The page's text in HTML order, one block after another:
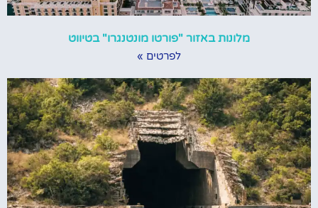
מלונות באזור "פורטו מונטנגרו" בטיווט
לפרטים »